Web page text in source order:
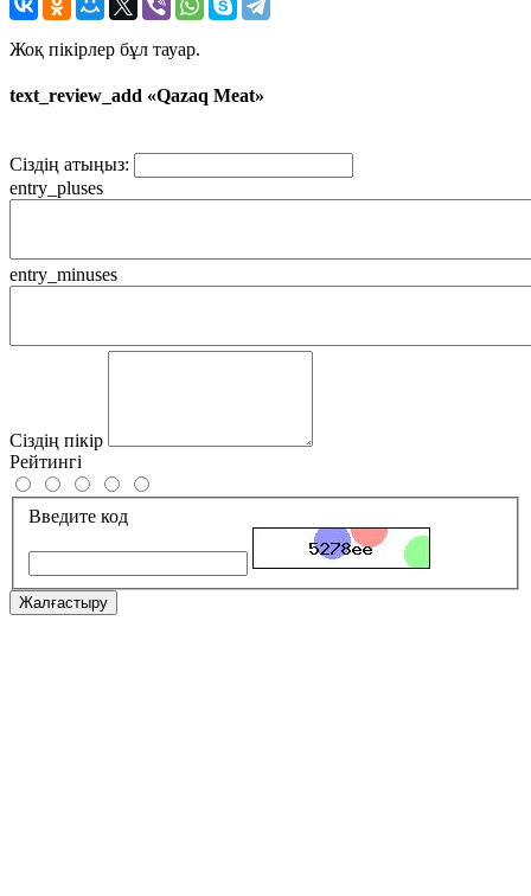
Жоқ пікірлер бұл тауар.
text_review_add «Qazaq Meat»
Сіздің атыңыз:
entry_pluses
entry_minuses
Сіздің пікір
Рейтингі
Введите код
Жалғастыру